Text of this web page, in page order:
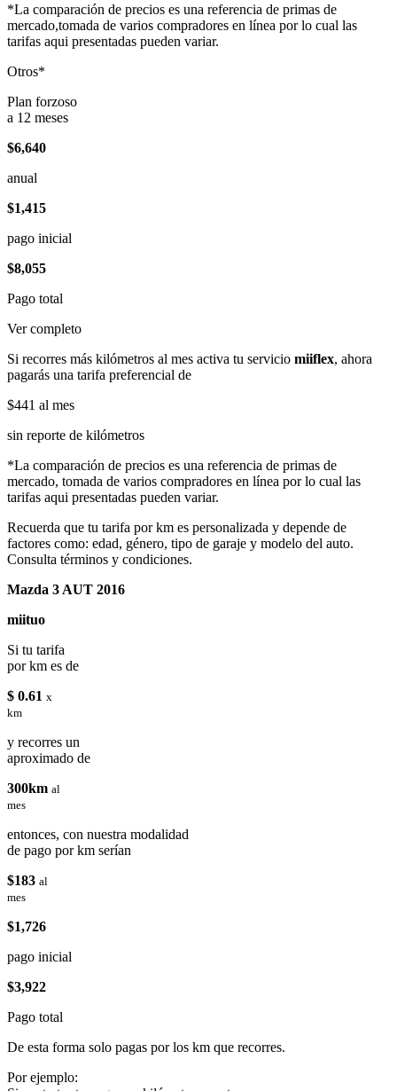
*La comparación de precios es una referencia de primas de
mercado,tomada de varios compradores en línea por lo cual las
tarifas aqui presentadas pueden variar.
Otros*
Plan forzoso
a 12 meses
$6,640
anual
$1,415
pago inicial
$8,055
Pago total
Ver completo
Si recorres más kilómetros al mes activa tu servicio miiflex, ahora
pagarás una tarifa preferencial de
$441 al mes
sin reporte de kilómetros
*La comparación de precios es una referencia de primas de
mercado, tomada de varios compradores en línea por lo cual las
tarifas aqui presentadas pueden variar.
Recuerda que tu tarifa por km es personalizada y depende de
factores como: edad, género, tipo de garaje y modelo del auto.
Consulta términos y condiciones.
Mazda 3 AUT 2016
miituo
Si tu tarifa
por km es de
$ 0.61 x
km
y recorres un
aproximado de
300km al
mes
entonces, con nuestra modalidad
de pago por km serían
$183 al
mes
$1,726
pago inicial
$3,922
Pago total
De esta forma solo pagas por los km que recorres.
Por ejemplo: